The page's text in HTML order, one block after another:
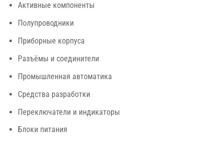
Активные компоненты
Полупроводники
Приборные корпуса
Разъёмы и соединители
Промышленная автоматика
Средства разработки
Переключатели и индикаторы
Блоки питания